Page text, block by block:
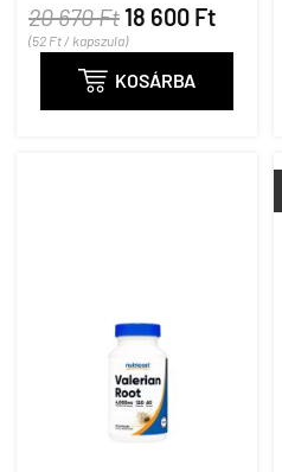
20 670 Ft 18 600 Ft
(52 Ft / kapszula)
 KOSÁRBA